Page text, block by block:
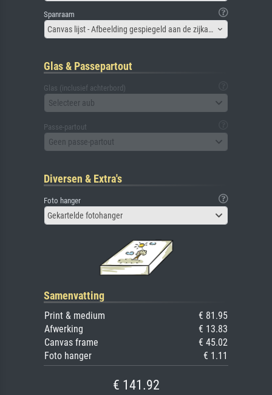
Spanraam
Canvas lijst - Afbeelding gespiegeld aan de zijkant
Glas & Passepartout
Glas (inclusief achterbord)
Selecteer aub
Passe-partout
Geen passe-partout
Diversen & Extra's
Foto hanger
Gekartelde fotohanger
Samenvatting
Print & medium
€ 81.95
Afwerking
€ 13.83
Canvas frame
€ 45.02
Foto hanger
€ 1.11
€ 141.92